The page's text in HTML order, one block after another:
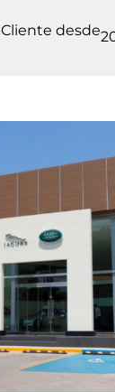
Cliente desde